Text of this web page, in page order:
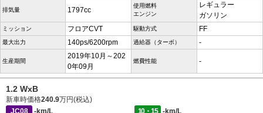
排気量 1797cc
使用燃料
エンジン
レギュラー
ガソリン
ミッション フロアCVT 駆動方式 FF
最大出力 140ps/6200rpm 過給器（ターボ） -
生産期間
2019年10月～202
0年09月
燃費性能 -
1.2 WxB
新車時価格240.9万円(税込)